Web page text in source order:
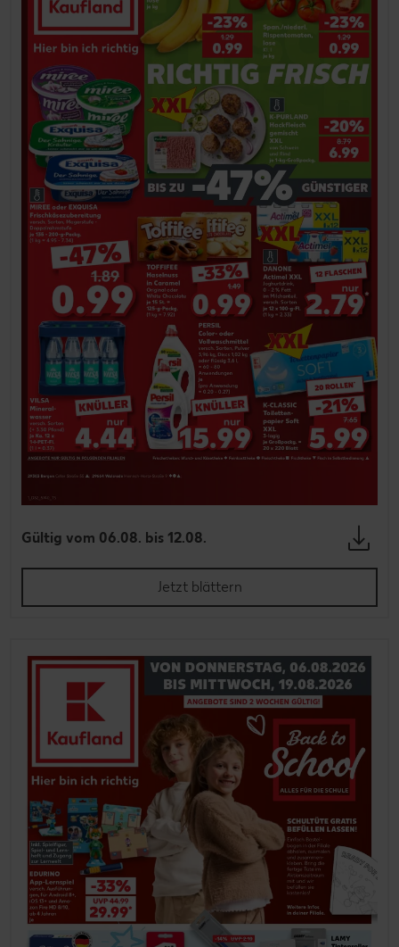
Gültig vom 06.08. bis 12.08.
Jetzt blättern